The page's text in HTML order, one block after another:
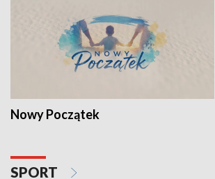
Nowy Początek
SPORT